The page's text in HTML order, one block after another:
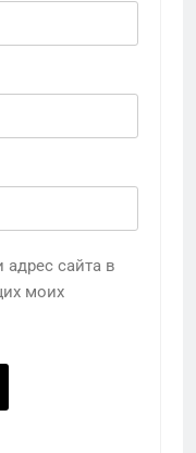
сайта в
моих